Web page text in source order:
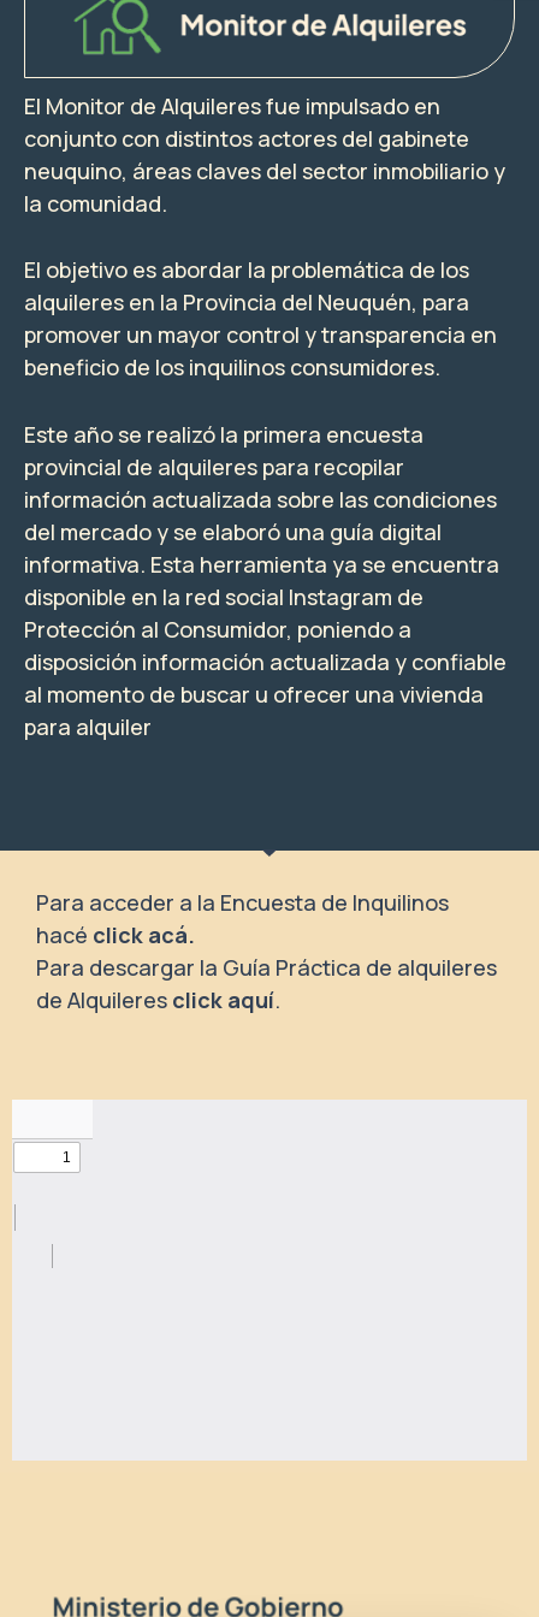
El Monitor de Alquileres fue impulsado en
conjunto con distintos actores del gabinete
neuquino, áreas claves del sector inmobiliario y
la comunidad.
El objetivo es abordar la problemática de los
alquileres en la Provincia del Neuquén, para
promover un mayor control y transparencia en
beneficio de los inquilinos consumidores.
Este año se realizó la primera encuesta
provincial de alquileres para recopilar
información actualizada sobre las condiciones
del mercado y se elaboró una guía digital
informativa. Esta herramienta ya se encuentra
disponible en la red social Instagram de
Protección al Consumidor, poniendo a
disposición información actualizada y confiable
al momento de buscar u ofrecer una vivienda
para alquiler
Para acceder a la Encuesta de Inquilinos
hacé click acá.
Para descargar la Guía Práctica de alquileres
de Alquileres click aquí.